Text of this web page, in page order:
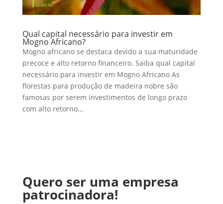
Qual capital necessário para investir em
Mogno Africano?
Mogno africano se destaca devido a sua maturidade
precoce e alto retorno financeiro. Saiba qual capital
necessário para investir em Mogno Africano As
florestas para produção de madeira nobre são
famosas por serem investimentos de longo prazo
com alto retorno...
Quero ser uma empresa
patrocinadora!